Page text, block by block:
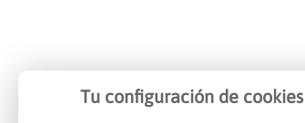
Mercalicante Empresas
Tu configuración de cookies